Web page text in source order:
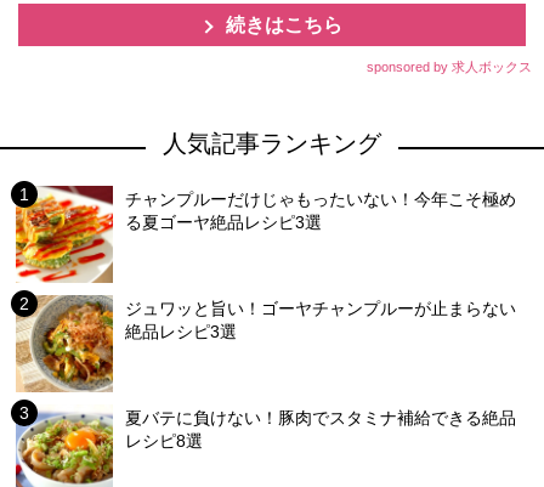
続きはこちら
sponsored by 求人ボックス
人気記事ランキング
チャンプルーだけじゃもったいない！今年こそ極め
る夏ゴーヤ絶品レシピ3選
ジュワッと旨い！ゴーヤチャンプルーが止まらない
絶品レシピ3選
夏バテに負けない！豚肉でスタミナ補給できる絶品
レシピ8選